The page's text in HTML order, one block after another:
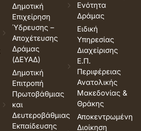
Δημοτική
Επιχείρηση
Ύδρευσης –
Αποχέτευσης
Δράμας
(ΔΕΥΑΔ)
Δημοτική
Επιτροπή
Πρωτοβάθμιας
και
Δευτεροβάθμιας
Εκπαίδευσης
Ενότητα
Δράμας
Ειδική
Υπηρεσίας
Διαχείρισης
Ε.Π.
Περιφέρειας
Ανατολικής
Μακεδονίας &
Θράκης
Αποκεντρωμένη
Διοίκηση